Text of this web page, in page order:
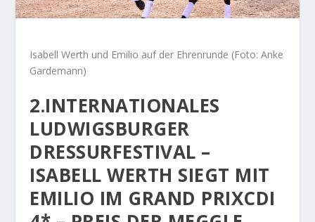
Isabell Werth und Emilio auf der Ehrenrunde (Foto: Anke
Gardemann)
2.INTERNATIONALES
LUDWIGSBURGER
DRESSURFESTIVAL –
ISABELL WERTH SIEGT MIT
EMILIO IM GRAND PRIXCDI